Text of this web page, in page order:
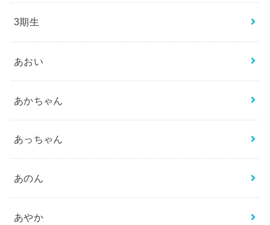
3期生
あおい
あかちゃん
あっちゃん
あのん
あやか